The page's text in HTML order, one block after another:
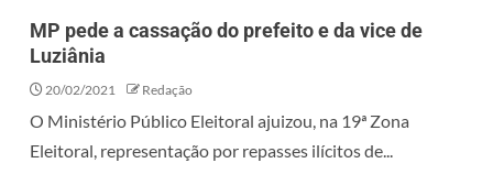
MP pede a cassação do prefeito e da vice de
Luziânia
20/02/2021 Redação
O Ministério Público Eleitoral ajuizou, na 19ª Zona
Eleitoral, representação por repasses ilícitos de...